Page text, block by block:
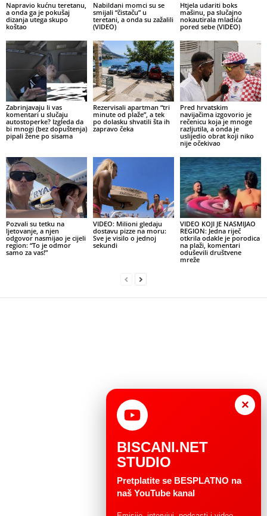
Napravio kućnu teretanu,
a onda ga je pokušaj
dizanja utega skupo
koštao
Nabildani momci su se
smijali “čistaču” u
teretani, a onda su zažalili
(VIDEO)
Htjela udariti boks
mašinu, pa slučajno
nokautirala mladića
pored sebe (VIDEO)
Zabrinjavaju li vas
komentari u slučaju
autostoperke? Izgleda da
bi mnogi (bez dopuštenja)
pipali žene po sisama
Rezervisali apartman “tri
minute od plaže”, a tek
po dolasku shvatili šta ih
zapravo čeka
Pred hrvatskim
navijačima izgovorio je
rečenicu koja je mnoge
razljutila, a onda je
uslijedio obrat koji niko
nije očekivao
Pozvali su tetku na
ljetovanje, a njen
odgovor nasmijao je cijeli
region: “To je odmor
samo za vas!”
VIDEO: Milioni gledaju
dostavu pizze na moru:
Sve je visilo o jednoj
sekundi
VIDEO KOJI JE NASMIJAO
REGION: Jedna riječ
otkrila odakle je porodica
na plaži, komentari
oduševili društvene
mreže
×
BISCANI.NET
STUDIO
Pretplatite se BESPLATNO na
naš YouTube kanal